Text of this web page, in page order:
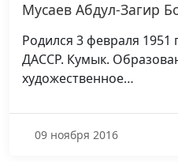
Мусаев Абдул-Загир
Родился 3 февраля 1951
ДАССР. Кумык.
художественное…
09 ноября 2016